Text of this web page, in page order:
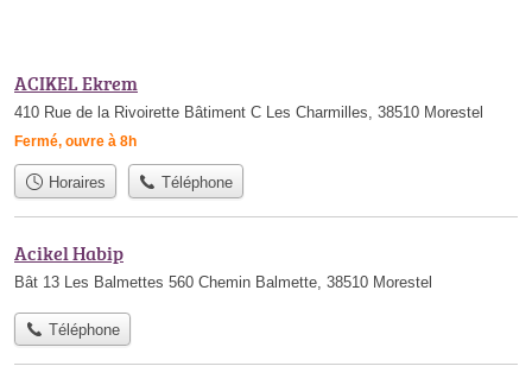
ACIKEL Ekrem
410 Rue de la Rivoirette Bâtiment C Les Charmilles, 38510 Morestel
Fermé, ouvre à 8h
Horaires Téléphone
Acikel Habip
Bât 13 Les Balmettes 560 Chemin Balmette, 38510 Morestel
Téléphone